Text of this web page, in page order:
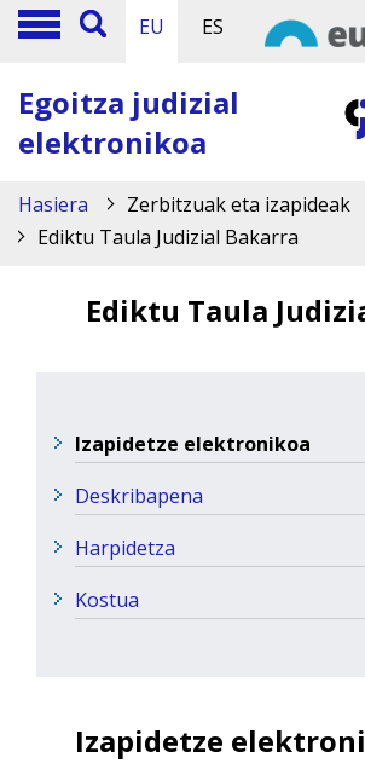
EU ES
Egoitza judizial
elektronikoa
Hasiera Zerbitzuak eta izapideak
Ediktu Taula Judizial Bakarra
Ediktu Taula
Izapidetze elektronikoa
Deskribapena
Harpidetza
Kostua
Izapidetze